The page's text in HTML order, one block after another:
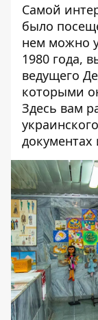
Самой
было
нем можно
1980 года,
ведущего
которыми
Здесь вам
документах